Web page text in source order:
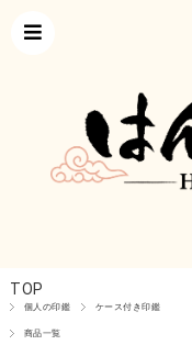
TOP
個人の印鑑 ケース付き印鑑
商品一覧